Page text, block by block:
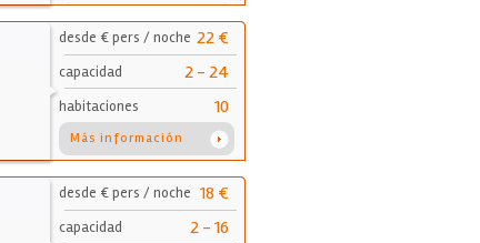
desde € pers / noche 22 €
capacidad 2 - 24
habitaciones 10
Más información
desde € pers / noche 18 €
capacidad 2 - 16